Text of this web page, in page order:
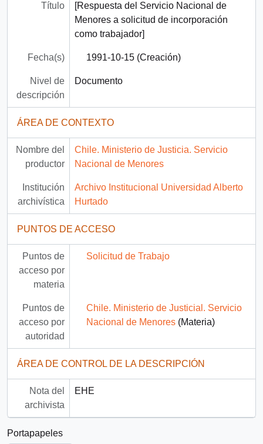
Título
[Respuesta del Servicio Nacional de
Menores a solicitud de incorporación
como trabajador]
Fecha(s) 1991-10-15 (Creación)
Nivel de
descripción
Documento
ÁREA DE CONTEXTO
Nombre del
productor
Chile. Ministerio de Justicia. Servicio
Nacional de Menores
Institución
archivística
Archivo Institucional Universidad Alberto
Hurtado
PUNTOS DE ACCESO
Puntos de
acceso por
materia
Solicitud de Trabajo
Puntos de
acceso por
autoridad
Chile. Ministerio de Justicial. Servicio
Nacional de Menores(Materia)
ÁREA DE CONTROL DE LA DESCRIPCIÓN
Nota del
archivista
EHE
Portapapeles